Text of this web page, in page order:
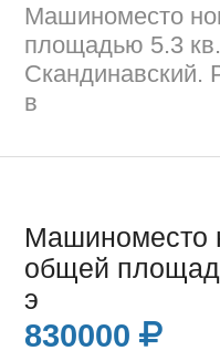
Машиноместо
площадью 5.3
Скандинавский.
в
Машиноместо
общей
э
830000